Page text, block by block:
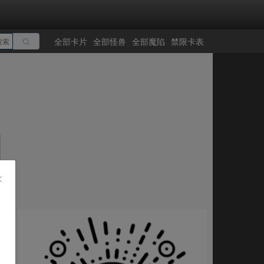
索 全部卡片 全部怪兽 全部魔陷 禁限卡表